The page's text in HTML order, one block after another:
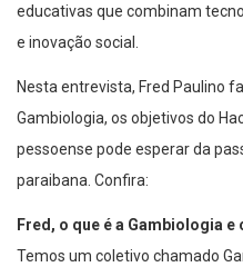
educativas que combinam
e inovação social.
Nesta entrevista, Fred Paulino
Gambiologia, os objetivos do
pessoense pode esperar da
paraibana. Confira:
Fred, o que é a Gambiologia
Temos um coletivo chamado